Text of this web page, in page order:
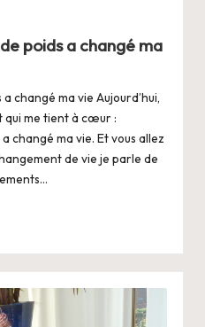
poids a changé ma
changé ma vie Aujourd’hui,
qui me tient à cœur :
changé ma vie. Et vous allez
de vie je parle de